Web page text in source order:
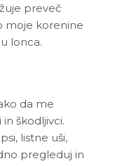
preveč
moje korenine
lonca.
da me
škodljivci.
listne uši,
pregleduj in